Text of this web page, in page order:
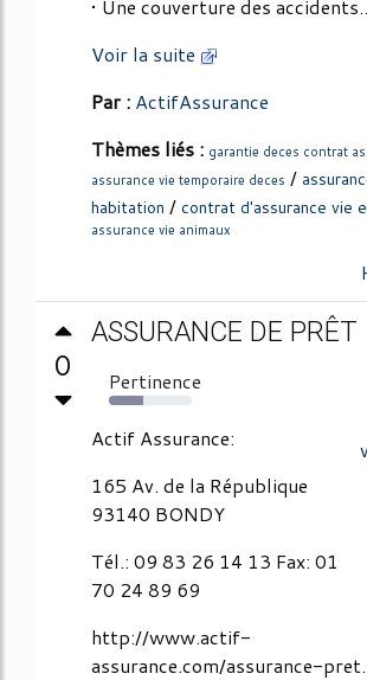
• Une couverture des
Voir la suite
Par : ActifAssurance
Thèmes liés : garantie deces contrat
assurance vie temporaire deces /
habitation / contrat d'assurance vie
assurance vie animaux
0
ASSURANCE DE PRÊT
Pertinence
42%
Actif Assurance:
165 Av. de la République
93140 BONDY
Tél.: 09 83 26 14 13 Fax: 01
70 24 89 69
http://www.actif-
assurance.com/assurance-